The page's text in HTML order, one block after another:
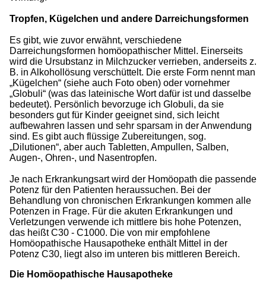
Tropfen, Kügelchen und andere Darreichungsformen
Es gibt, wie zuvor erwähnt, verschiedene
Darreichungsformen homöopathischer Mittel. Einerseits
wird die Ursubstanz in Milchzucker verrieben, anderseits z.
B. in Alkohollösung verschüttelt. Die erste Form nennt man
„Kügelchen“ (siehe auch Foto oben) oder vornehmer
„Globuli“ (was das lateinische Wort dafür ist und dasselbe
bedeutet). Persönlich bevorzuge ich Globuli, da sie
besonders gut für Kinder geeignet sind, sich leicht
aufbewahren lassen und sehr sparsam in der Anwendung
sind. Es gibt auch flüssige Zubereitungen, sog.
„Dilutionen“, aber auch Tabletten, Ampullen, Salben,
Augen-, Ohren-, und Nasentropfen.
Je nach Erkrankungsart wird der Homöopath die passende
Potenz für den Patienten heraussuchen. Bei der
Behandlung von chronischen Erkrankungen kommen alle
Potenzen in Frage. Für die akuten Erkrankungen und
Verletzungen verwende ich mittlere bis hohe Potenzen,
das heißt C30 - C1000. Die von mir empfohlene
Homöopathische Hausapotheke enthält Mittel in der
Potenz C30, liegt also im unteren bis mittleren Bereich.
Die Homöopathische Hausapotheke